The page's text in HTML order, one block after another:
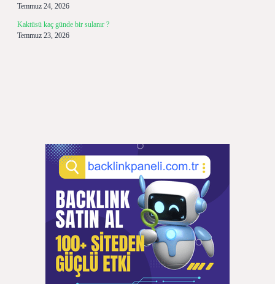
Temmuz 24, 2026
Kaktüsü kaç günde bir sulanır ?
Temmuz 23, 2026